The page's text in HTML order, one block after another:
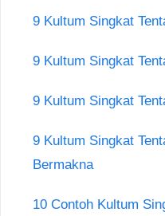
9 Kultum Singkat
9 Kultum Singkat
9 Kultum Singkat
9 Kultum Singkat
Bermakna
10 Contoh Kultum